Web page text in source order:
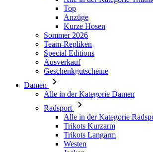
Special Editions
Ausverkauf
Geschenkgutscheine
Damen
Alle in der Kategorie Damen
Radsport
Alle in der Kategorie
Trikots Langarm
Westen
Jacken
Kurze Hosen
3/4 Lange Hosen
Lange Hosen
Baselayer